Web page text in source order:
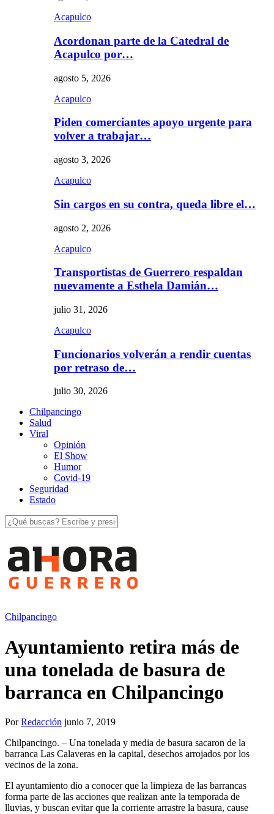
Acapulco
Acordonan parte de la Catedral de
Acapulco por…
agosto 5, 2026
Acapulco
Piden comerciantes apoyo urgente para
volver a trabajar…
agosto 3, 2026
Acapulco
Sin cargos en su contra, queda libre el…
agosto 2, 2026
Acapulco
Transportistas de Guerrero respaldan
nuevamente a Esthela Damián…
julio 31, 2026
Acapulco
Funcionarios volverán a rendir cuentas
por retraso de…
julio 30, 2026
Chilpancingo
Salud
Viral
Opinión
El Show
Humor
Covid-19
Seguridad
Estado
Chilpancingo
Ayuntamiento retira más de
una tonelada de basura de
barranca en Chilpancingo
PorRedacción junio 7, 2019
Chilpancingo. – Una tonelada y media de basura sacaron de la
barranca Las Calaveras en la capital, desechos arrojados por los
vecinos de la zona.
El ayuntamiento dio a conocer que la limpieza de las barrancas
forma parte de las acciones que realizan ante la temporada de
lluvias, y buscan evitar que la corriente arrastre la basura, cause